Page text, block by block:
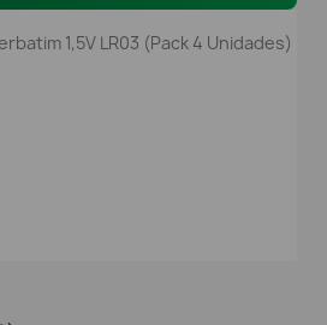
1,5V LR03 (Pack 4 Unidades)